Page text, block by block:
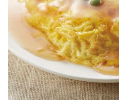
お客様窓口